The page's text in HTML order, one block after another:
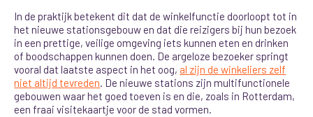
In de praktijk betekent dit dat de winkelfunctie doorloopt tot in
het nieuwe stationsgebouw en dat die reizigers bij hun bezoek
in een prettige, veilige omgeving iets kunnen eten en drinken
of boodschappen kunnen doen. De argeloze bezoeker springt
vooral dat laatste aspect in het oog, al zijn de winkeliers zelf
niet altijd tevreden. De nieuwe stations zijn multifunctionele
gebouwen waar het goed toeven is en die, zoals in Rotterdam,
een fraai visitekaartje voor de stad vormen.